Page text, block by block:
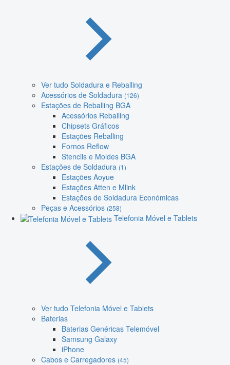
Ver tudo Soldadura e Reballing
Acessórios de Soldadura (126)
Estações de Reballing BGA
Acessórios Reballing
Chipsets Gráficos
Estações Reballing
Fornos Reflow
Stencils e Moldes BGA
Estações de Soldadura (1)
Estações Aoyue
Estações Atten e Mlink
Estações de Soldadura Económicas
Peças e Acessórios (258)
Telefonia Móvel e Tablets
Ver tudo Telefonia Móvel e Tablets
Baterias
Baterias Genéricas Telemóvel
Samsung Galaxy
iPhone
Cabos e Carregadores (45)